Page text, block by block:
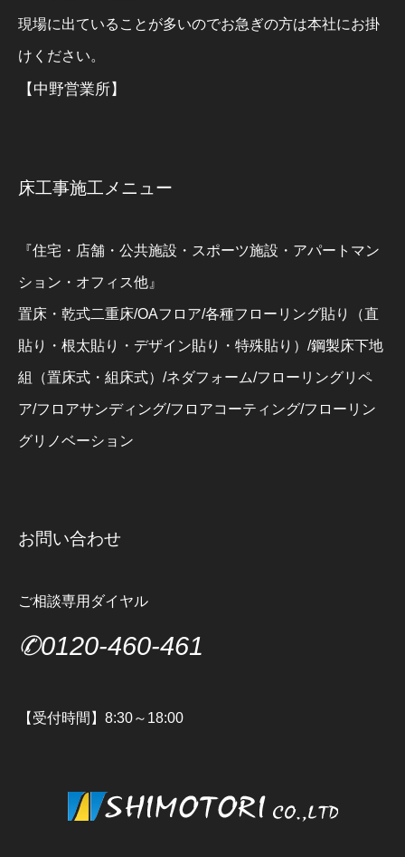
現場に出ていることが多いのでお急ぎの方は本社にお掛
けください。
【中野営業所】
床工事施工メニュー
『住宅・店舗・公共施設・スポーツ施設・アパートマン
ション・オフィス他』
置床・乾式二重床/OAフロア/各種フローリング貼り（直
貼り・根太貼り・デザイン貼り・特殊貼り）/鋼製床下地
組（置床式・組床式）/ネダフォーム/フローリングリペ
ア/フロアサンディング/フロアコーティング/フローリン
グリノベーション
お問い合わせ
ご相談専用ダイヤル
✆0120-460-461
【受付時間】8:30～18:00